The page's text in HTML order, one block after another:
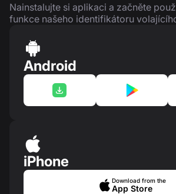
Nainstalujte si aplikaci a začněte
funkce našeho identifikátoru
Android
iPhone
Download from the
App Store